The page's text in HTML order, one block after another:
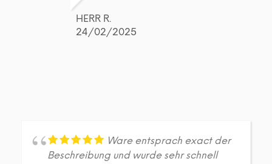
HERR R.
24/02/2025
Ware entsprach exact der
Beschreibung und wurde sehr schnell